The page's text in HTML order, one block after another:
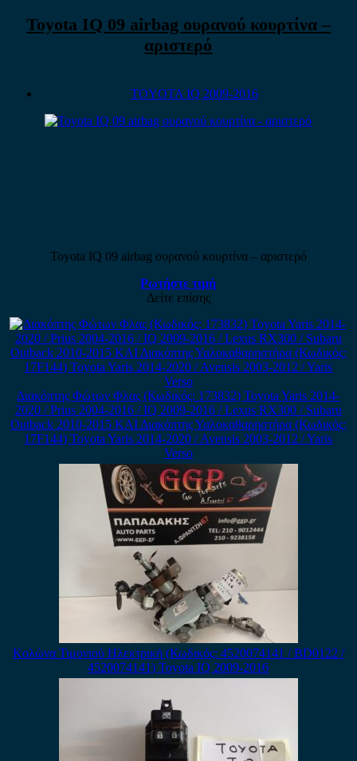
Toyota IQ 09 airbag ουρανού κουρτίνα –
αριστερό
TOYOTA IQ 2009-2016
Toyota IQ 09 airbag ουρανού κουρτίνα – αριστερό
Ρωτήστε τιμή
Δείτε επίσης
Διακόπτης Φώτων Φλας (Κωδικός: 173832) Toyota Yaris 2014-
2020 / Prius 2004-2016 / IQ 2009-2016 / Lexus RX300 / Subaru
Outback 2010-2015 ΚΑΙ Διακόπτης Υαλοκαθαρηστήρα (Κωδικός:
17F144) Toyota Yaris 2014-2020 / Avensis 2003-2012 / Yaris
Verso
Κολώνα Τιμονιού Ηλεκτρική (Κωδικός: 4520074141 / BD0122 /
4520074141) Toyota IQ 2009-2016